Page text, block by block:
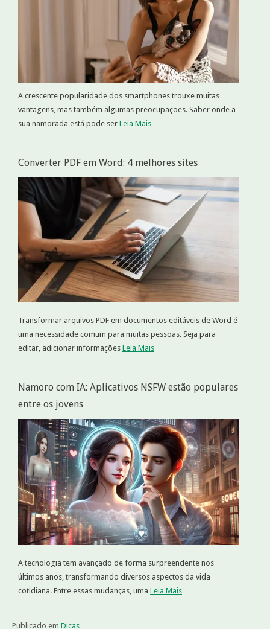
A crescente popularidade dos smartphones trouxe muitas
vantagens, mas também algumas preocupações. Saber onde a
sua namorada está pode ser Leia Mais
Converter PDF em Word: 4 melhores sites
Transformar arquivos PDF em documentos editáveis de Word é
uma necessidade comum para muitas pessoas. Seja para
editar, adicionar informações Leia Mais
Namoro com IA: Aplicativos NSFW estão populares
entre os jovens
A tecnologia tem avançado de forma surpreendente nos
últimos anos, transformando diversos aspectos da vida
cotidiana. Entre essas mudanças, uma Leia Mais
Publicado em Dicas